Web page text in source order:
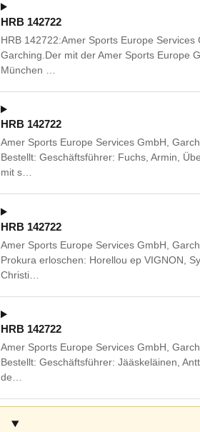
HRB 142722
HRB 142722:Amer Sports Europe
Garching.Der mit der Amer Sports Europe
München …
HRB 142722
Amer Sports Europe Services GmbH,
Bestellt: Geschäftsführer: Fuchs, Armin,
mit s…
HRB 142722
Amer Sports Europe Services GmbH,
Prokura erloschen: Horellou ep VIGNON,
Christi…
HRB 142722
Amer Sports Europe Services GmbH,
Bestellt: Geschäftsführer: Jääskeläinen,
de…